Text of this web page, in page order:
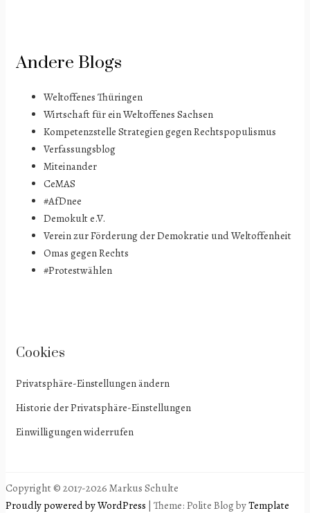
Andere Blogs
Weltoffenes Thüringen
Wirtschaft für ein Weltoffenes Sachsen
Kompetenzstelle Strategien gegen Rechtspopulismus
Verfassungsblog
Miteinander
CeMAS
#AfDnee
Demokult e.V.
Verein zur Förderung der Demokratie und Weltoffenheit
Omas gegen Rechts
#Protestwählen
Cookies
Privatsphäre-Einstellungen ändern
Historie der Privatsphäre-Einstellungen
Einwilligungen widerrufen
Copyright © 2017-2026 Markus Schulte
Proudly powered by WordPress | Theme: Polite Blog byTemplate